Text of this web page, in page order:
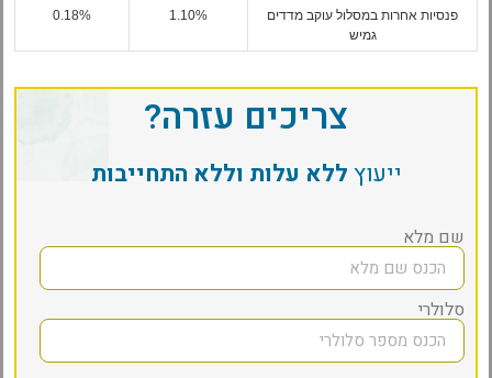
פנסיות אחרות במסלול עוקב מדדים
גמיש
1.10%
0.18%
צריכים עזרה?
ייעוץללא עלות וללא התחייבות
שם מלא
סלולרי